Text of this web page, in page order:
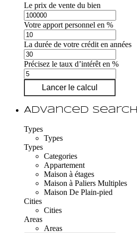
Le prix de vente du bien
Votre apport personnel en %
La durée de votre crédit en années
Précisez le taux d’intérêt en %
Lancer le calcul
Advanced Search
Types
Types
Types
Categories
Appartement
Maison à étages
Maison à Paliers Multiples
Maison De Plain-pied
Cities
Cities
Areas
Areas